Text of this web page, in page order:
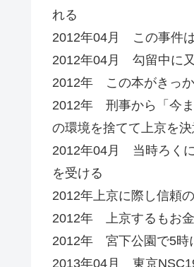
れる
2012年04月 この事件
2012年04月 勾留中に
2012年 この本がきっ
2012年 刑事から「今ま
の環境を捨てて上京を決
2012年04月 当時ろく
を受ける
2012年上京に際し信頼
2012年 上京するもお
2012年 宮下公園で5時
2013年04月 東京